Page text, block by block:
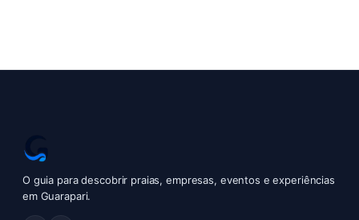
O guia para descobrir praias, empresas, eventos e experiências
em Guarapari.